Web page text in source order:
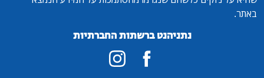
באתר.
נתניהנט ברשתות החברתיות